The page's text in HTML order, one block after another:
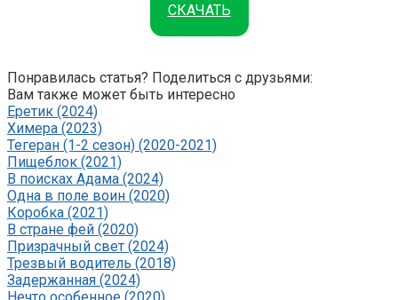
СКАЧАТЬ
Понравилась статья? Поделиться с друзьями:
Вам также может быть интересно
Еретик (2024)
Химера (2023)
Тегеран (1-2 сезон) (2020-2021)
Пищеблок (2021)
В поисках Адама (2024)
Одна в поле воин (2020)
Коробка (2021)
В стране фей (2020)
Призрачный свет (2024)
Трезвый водитель (2018)
Задержанная (2024)